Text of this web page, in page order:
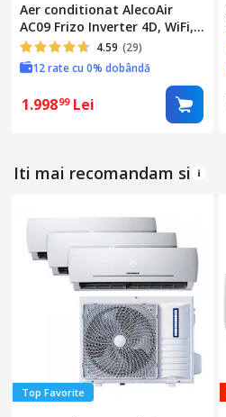
Aer conditionat AlecoAir
AC09 Frizo Inverter 4D, WiFi,
9000 Btu, A+++, Functie
Incalzire, Dezumidificare,
ECO, Functie I FEEL, Auto
4.59 (29)
12 rate cu 0% dobândă
1.99899 Lei
Iti mai recomandam si
Top Favorite